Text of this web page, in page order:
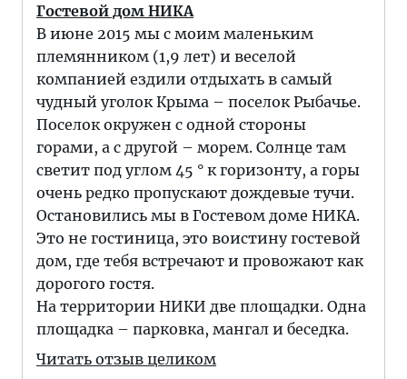
Гостевой дом НИКА
В июне 2015 мы с моим маленьким
племянником (1,9 лет) и веселой
компанией ездили отдыхать в самый
чудный уголок Крыма – поселок Рыбачье.
Поселок окружен с одной стороны
горами, а с другой – морем. Солнце там
светит под углом 45 ° к горизонту, а горы
очень редко пропускают дождевые тучи.
Остановились мы в Гостевом доме НИКА.
Это не гостиница, это воистину гостевой
дом, где тебя встречают и провожают как
дорогого гостя.
На территории НИКИ две площадки. Одна
площадка – парковка, мангал и беседка.
Читать отзыв целиком